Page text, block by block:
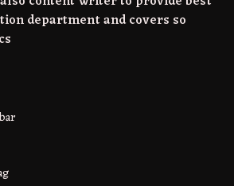
department and covers so